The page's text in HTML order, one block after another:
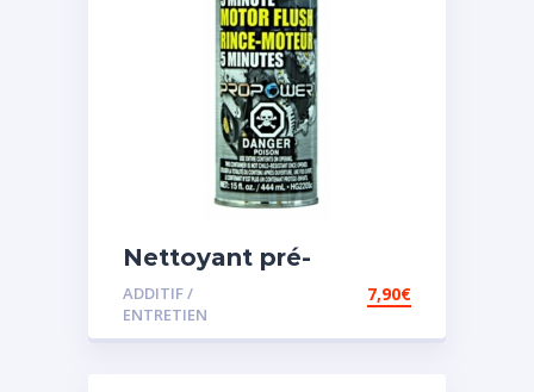
Nettoyant pré-
vidange
ADDITIF /
ENTRETIEN
7,90€